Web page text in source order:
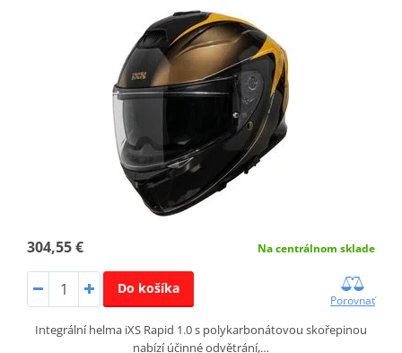
304,55 € Na centrálnom sklade
Do košíka
Porovnať
Integrální helma iXS Rapid 1.0 s polykarbonátovou skořepinou
nabízí účinné odvětrání,…